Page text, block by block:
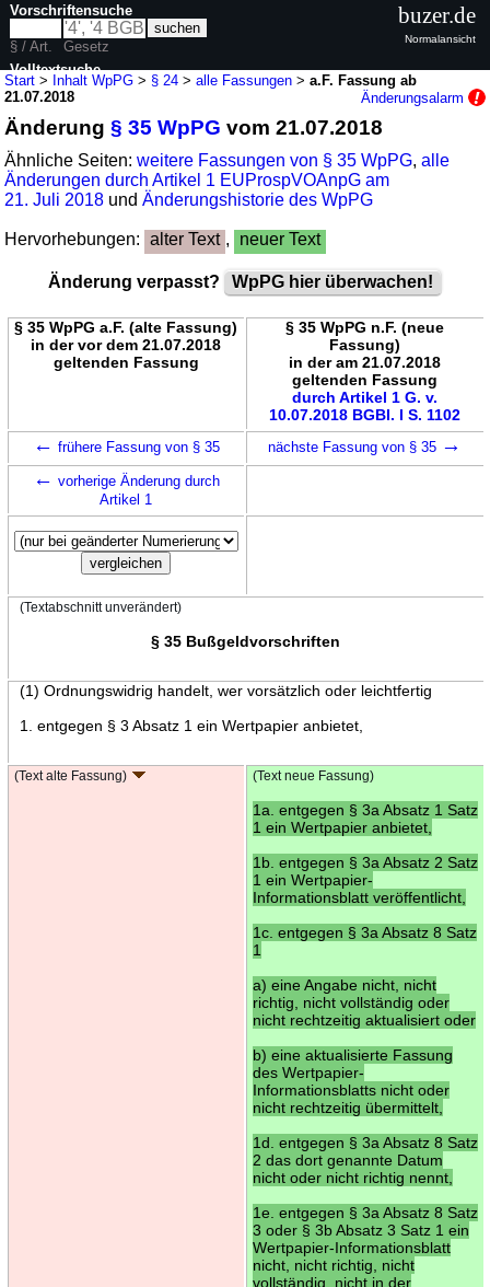
Start > Inhalt WpPG > § 24 >alle Fassungen >a.F. Fassung ab
21.07.2018
Änderungsalarm
Änderung§ 35 WpPG vom 21.07.2018
Ähnliche Seiten:weitere Fassungen von § 35 WpPG,alle
Änderungen durch Artikel 1 EUProspVOAnpG am
21. Juli 2018 undÄnderungshistorie des WpPG
Hervorhebungen: alter Text , neuer Text
Änderung verpasst? WpPG hier überwachen!
§ 35 WpPG a.F. (alte Fassung)
in der vor dem 21.07.2018
geltenden Fassung
§ 35 WpPG n.F. (neue
Fassung)
in der am 21.07.2018
geltenden Fassung
durch Artikel 1 G. v.
10.07.2018 BGBl. I S. 1102
← frühere Fassung von § 35 nächste Fassung von § 35 →
← vorherige Änderung durch
Artikel 1
(Textabschnitt unverändert)
§ 35 Bußgeldvorschriften
(1) Ordnungswidrig handelt, wer vorsätzlich oder leichtfertig
1. entgegen § 3 Absatz 1 ein Wertpapier anbietet,
(Text alte Fassung) (Text neue Fassung)
1a. entgegen § 3a Absatz 1 Satz
1 ein Wertpapier anbietet,
1b. entgegen § 3a Absatz 2 Satz
1 ein Wertpapier-
Informationsblatt veröffentlicht,
1c. entgegen § 3a Absatz 8 Satz
1
a) eine Angabe nicht, nicht
richtig, nicht vollständig oder
nicht rechtzeitig aktualisiert oder
b) eine aktualisierte Fassung
des Wertpapier-
Informationsblatts nicht oder
nicht rechtzeitig übermittelt,
1d. entgegen § 3a Absatz 8 Satz
2 das dort genannte Datum
nicht oder nicht richtig nennt,
1e. entgegen § 3a Absatz 8 Satz
3 oder § 3b Absatz 3 Satz 1 ein
Wertpapier-Informationsblatt
nicht, nicht richtig, nicht
vollständig, nicht in der
Vorschriftensuche
§ / Art.
Gesetz
Volltextsuche
buzer.de
Normalansicht